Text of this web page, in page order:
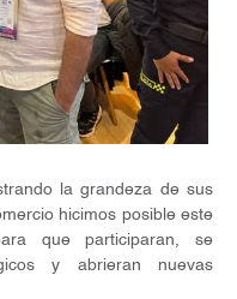
la grandeza de sus
hicimos posible este
que participaran, se
y abrieran nuevas